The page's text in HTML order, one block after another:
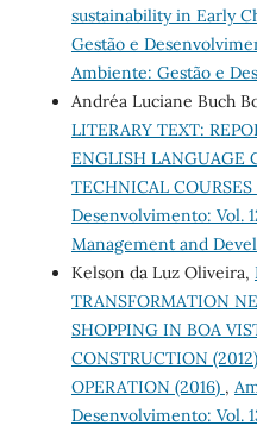
sustainability in Early
Gestão e
Ambiente: Gestão e
Andréa Luciane Buch
LITERARY TEXT:
ENGLISH LANGUAGE
TECHNICAL COURSES
Desenvolvimento: Vol.
Management and
Kelson da Luz Oliveira,
TRANSFORMATION
SHOPPING IN BOA
CONSTRUCTION
OPERATION (2016) ,
Desenvolvimento: Vol.